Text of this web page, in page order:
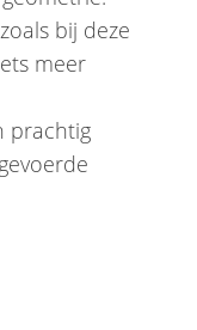
bij deze
meer
prachtig